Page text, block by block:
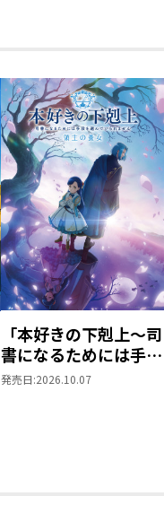
「本好きの下剋上～司
書になるためには手段
を選んでいられません
発売日:2026.10.07